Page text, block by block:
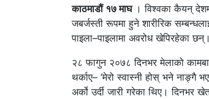
काठमाडौं १७ माघ। विश्वका कैयन्
जबर्जस्ती रूपमा हुने शारीरिक
पाइला–पाइलामा अवरोध खेपिरहेका छन्।
२८ फागुन २०७८ दिनभर मेलाको
थर्काए– ‘मेरो स्वास्नी होस् भने नाङ्गै
अर्को उर्दी जारी गरेका थिए। दिनभर